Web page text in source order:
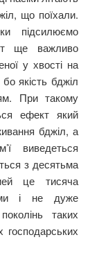
що поїхали.
підсилюємо
ще важливо
у хвості на
якість бджіл
При такому
ефект який
бджіл, а
виведеться
з десятьма
це тисяча
і не дуже
таких
господарських